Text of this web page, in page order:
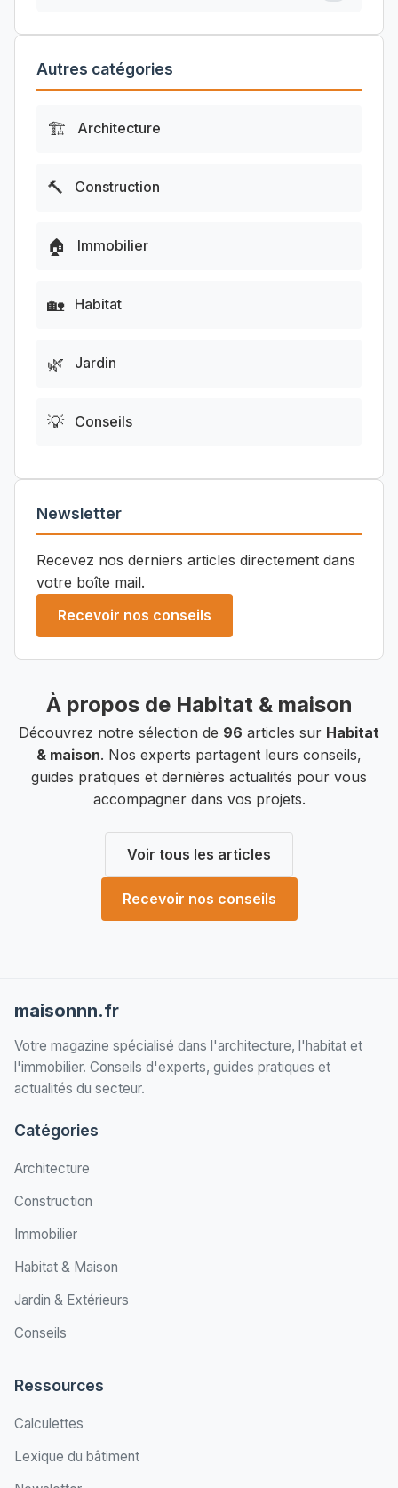
Autres catégories
🏗️ Architecture
🔨 Construction
🏠 Immobilier
🏡 Habitat
🌿 Jardin
💡 Conseils
Newsletter
Recevez nos derniers articles directement dans
votre boîte mail.
Recevoir nos conseils
À propos de Habitat & maison
Découvrez notre sélection de 96 articles sur Habitat
& maison. Nos experts partagent leurs conseils,
guides pratiques et dernières actualités pour vous
accompagner dans vos projets.
Voir tous les articles
Recevoir nos conseils
maisonnn.fr
Votre magazine spécialisé dans l'architecture, l'habitat et
l'immobilier. Conseils d'experts, guides pratiques et
actualités du secteur.
Catégories
Architecture
Construction
Immobilier
Habitat & Maison
Jardin & Extérieurs
Conseils
Ressources
Calculettes
Lexique du bâtiment